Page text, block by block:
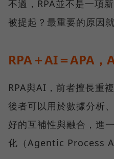
不過，RPA並不是一項
被提起？最重要的原因就
RPA＋AI＝APA，
RPA與AI，前者擅長重
後者可以用於數據分析
好的互補性與融合，進
化（Agentic Process